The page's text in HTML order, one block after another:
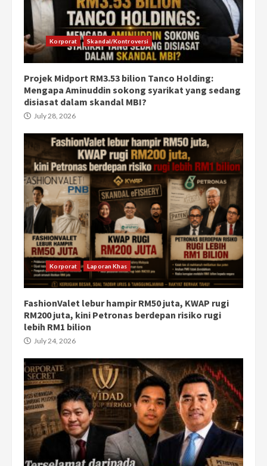
Korporat Skandal/Kontroversi
Projek Midport RM3.53 bilion Tanco Holding:
Mengapa Aminuddin sokong syarikat yang sedang
disiasat dalam skandal MBI?
July 28, 2026
Korporat Laporan Khas
FashionValet lebur hampir RM50 juta, KWAP rugi
RM200 juta, kini Petronas berdepan risiko rugi
lebih RM1 bilion
July 24, 2026